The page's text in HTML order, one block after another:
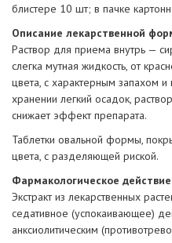
блистере 10 шт; в пачке
Описание лекарственной
Раствор для приема внутрь —
слегка мутная жидкость, от
цвета, с характерным запахом
хранении легкий осадок,
снижает эффект препарата.
Таблетки овальной формы,
цвета, с разделяющей риской.
Фармакологическое действие
Экстракт из лекарственных
седативное (успокаивающее)
анксиолитическим